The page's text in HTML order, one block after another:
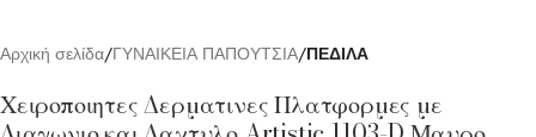
Αρχική σελίδα ΓΥΝΑΙΚΕΙΑ ΠΑΠΟΥΤΣΙΑ ΠΕΔΙΛΑ
Χειροποιητες Δερματινες Πλατφορμες με